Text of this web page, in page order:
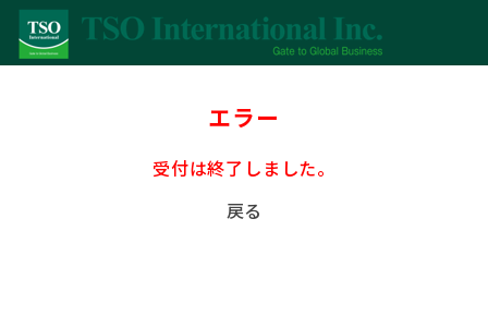
エラー
受付は終了しました。